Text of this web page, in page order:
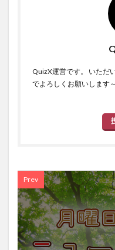
QuizX運営です。 いただ
でよろしくお願いします
Prev